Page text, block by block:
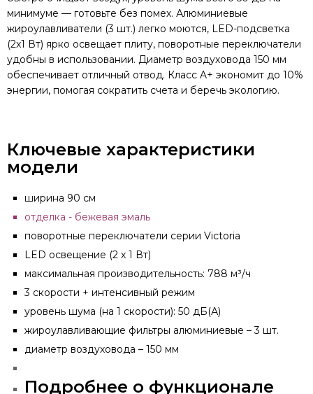
минимуме — готовьте без помех. Алюминиевые
жироулавливатели (3 шт.) легко моются, LED-подсветка
(2x1 Вт) ярко освещает плиту, поворотные переключатели
удобны в использовании. Диаметр воздуховода 150 мм
обеспечивает отличный отвод. Класс A+ экономит до 10%
энергии, помогая сократить счета и беречь экологию.
Ключевые характеристики
модели
ширина 90 см
отделка - бежевая эмаль
поворотные переключатели серии Victoria
LED освещение (2 х 1 Вт)
максимальная производительность: 788 м³/ч
3 скорости + интенсивный режим
уровень шума (на 1 скорости): 50 дБ(А)
жироулавливающие фильтры алюминиевые – 3 шт.
диаметр воздуховода – 150 мм
Подробнее о функционале